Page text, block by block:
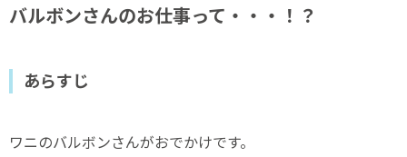
バルボンさんのお仕事って・・・！？
あらすじ
ワニのバルボンさんがおでかけです。